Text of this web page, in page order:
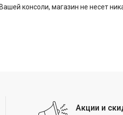
консоли, магазин не несет
Акции и